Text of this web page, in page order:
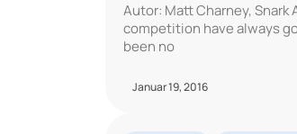
Autor: Matt Charney,
competition have always
been no
Januar 19, 2016